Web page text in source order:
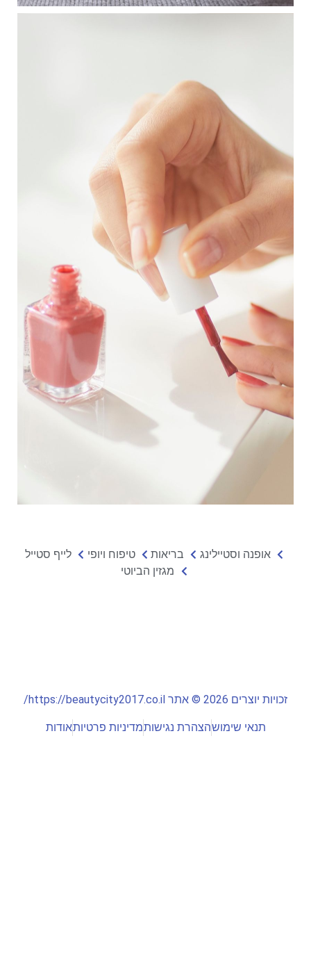
אופנה וסטיילינג בריאות טיפוח ויופי
לייף סטייל
מגזין הביוטי
זכויות יוצרים 2026 © אתר https://beautycity2017.co.il/
תנאי שימושהצהרת נגישותמדיניות פרטיותאודות